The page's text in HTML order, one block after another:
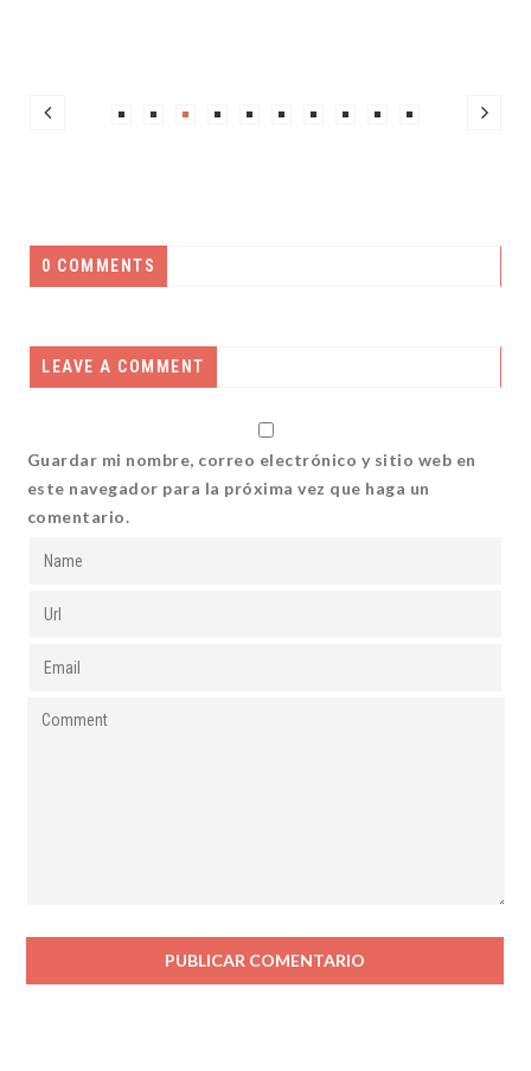
0 COMMENTS
LEAVE A COMMENT
Guardar mi nombre, correo electrónico y sitio web en
este navegador para la próxima vez que haga un
comentario.